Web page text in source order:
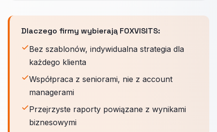
Dlaczego firmy wybierają FOXVISITS:
Bez szablonów, indywidualna strategia dla
każdego klienta
Współpraca z seniorami, nie z account
managerami
Przejrzyste raporty powiązane z wynikami
biznesowymi